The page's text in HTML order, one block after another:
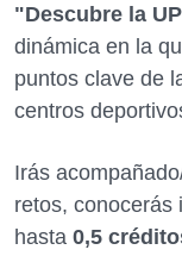
"Descubre la
dinámica en la
puntos clave de
centros
Irás
retos, conocerás
hasta 0,5